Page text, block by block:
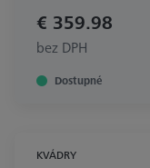
€ 359.98
bez DPH
Dostupné
KVÁDRY